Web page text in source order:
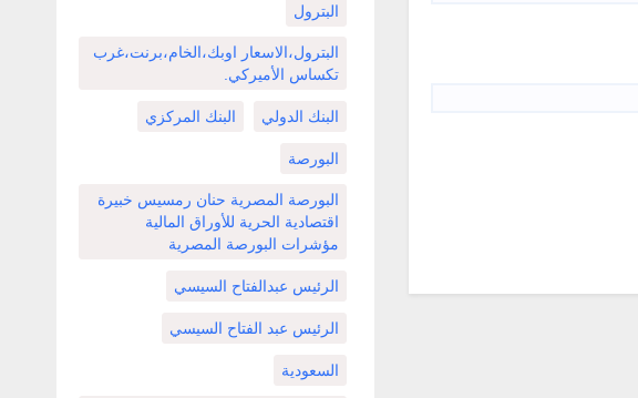
البترول
البترول،الاسعار اوبك،الخام،برنت،غرب
تكساس الأميركي.
البنك الدولي البنك المركزي
البورصة
البورصة المصرية حنان رمسيس خبيرة
اقتصادية الحرية للأوراق المالية
مؤشرات البورصة المصرية
الرئيس عبدالفتاح السيسي
الرئيس عبد الفتاح السيسي
السعودية